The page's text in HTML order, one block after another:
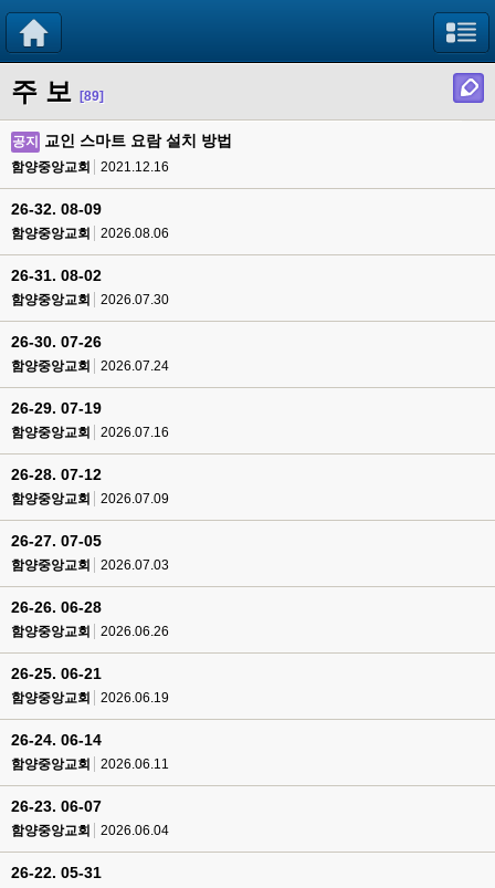
주 보 [89]
공지 교인 스마트 요람 설치 방법
함양중앙교회 2021.12.16
26-32. 08-09
함양중앙교회 2026.08.06
26-31. 08-02
함양중앙교회 2026.07.30
26-30. 07-26
함양중앙교회 2026.07.24
26-29. 07-19
함양중앙교회 2026.07.16
26-28. 07-12
함양중앙교회 2026.07.09
26-27. 07-05
함양중앙교회 2026.07.03
26-26. 06-28
함양중앙교회 2026.06.26
26-25. 06-21
함양중앙교회 2026.06.19
26-24. 06-14
함양중앙교회 2026.06.11
26-23. 06-07
함양중앙교회 2026.06.04
26-22. 05-31